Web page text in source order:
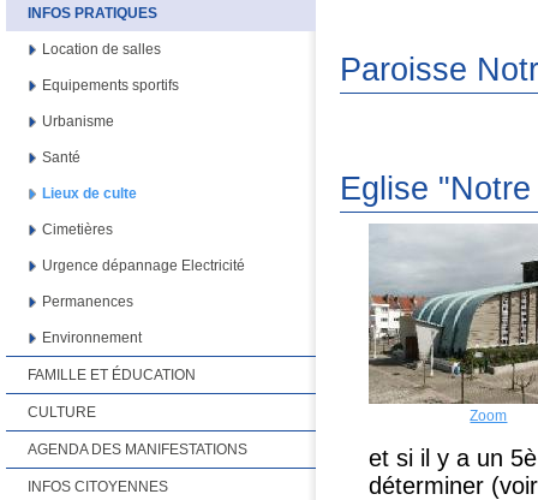
Paroisse
Eglise
Zoom
et si il y a un
déterminer
INFOS PRATIQUES
Location de salles
Equipements sportifs
Urbanisme
Santé
Lieux de culte
Cimetières
Urgence dépannage Electricité
Permanences
Environnement
FAMILLE ET ÉDUCATION
CULTURE
AGENDA DES MANIFESTATIONS
INFOS CITOYENNES